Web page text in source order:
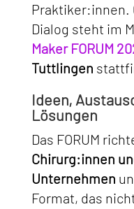
Praktiker:innen.
Dialog steht im
Maker FORUM
Tuttlingen
Ideen,
Lösungen
Das FORUM
Chirurg:innen
Unternehmen
Format, das